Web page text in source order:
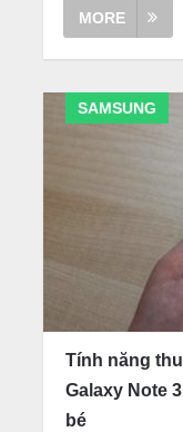
MORE
SAMSUNG
Tính năng
Galaxy Note
bé